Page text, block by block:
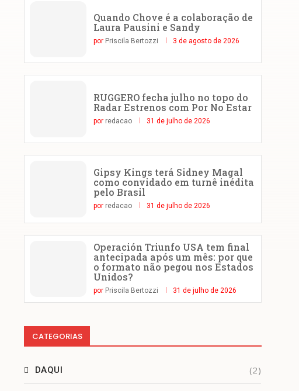
Quando Chove é a colaboração de
Laura Pausini e Sandy
por Priscila Bertozzi 3 de agosto de 2026
RUGGERO fecha julho no topo do
Radar Estrenos com Por No Estar
por redacao 31 de julho de 2026
Gipsy Kings terá Sidney Magal
como convidado em turnê inédita
pelo Brasil
por redacao 31 de julho de 2026
Operación Triunfo USA tem final
antecipada após um mês: por que
o formato não pegou nos Estados
Unidos?
por Priscila Bertozzi 31 de julho de 2026
CATEGORIAS
DAQUI (2)